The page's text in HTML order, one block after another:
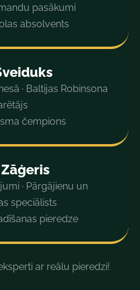
pasākumi
absolvents
· Baltijas Robinsona
čempions
· Pārgājienu un
speciālists
pieredze
ar reālu pieredzi!